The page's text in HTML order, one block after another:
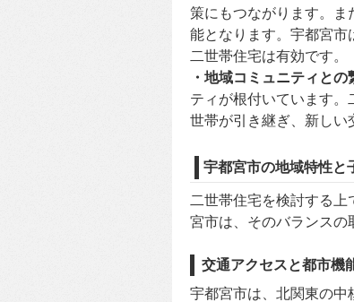
策にもつながります。ま
能となります。宇都宮市
二世帯住宅は有効です。
・地域コミュニティとの
ティが根付いています
世帯が引き継ぎ、新しい
宇都宮市の地域特性と
二世帯住宅を検討する
宮市は、そのバランスの
交通アクセスと都市機
宇都宮市は、北関東の中